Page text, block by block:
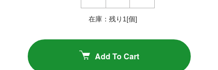
在庫：残り1[個]
Add To Cart